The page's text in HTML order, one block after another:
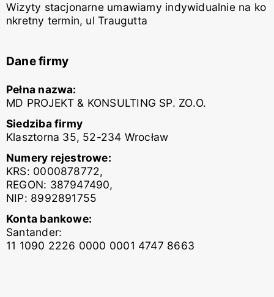
Wizyty stacjonarne umawiamy indywidualnie na ko
nkretny termin, ul Traugutta
Dane firmy
Pełna nazwa:
MD PROJEKT & KONSULTING SP. ZO.O.
Siedziba firmy
Klasztorna 35, 52-234 Wrocław
Numery rejestrowe:
KRS: 0000878772,
REGON: 387947490,
NIP: 8992891755
Konta bankowe:
Santander:
11 1090 2226 0000 0001 4747 8663